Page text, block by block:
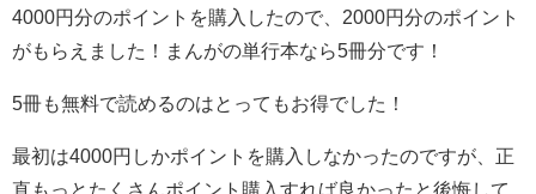
4000円分のポイントを購入したので、2000円分のポイント
がもらえました！まんがの単行本なら5冊分です！
5冊も無料で読めるのはとってもお得でした！
最初は4000円しかポイントを購入しなかったのですが、正
直もっとたくさんポイント購入すれば良かったと後悔して